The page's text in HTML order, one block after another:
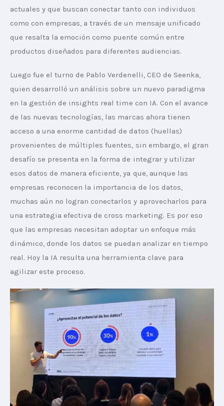
actuales y que buscan conectar tanto con individuos
como con empresas, a través de un mensaje unificado
que resalta la emoción como puente común entre
productos diseñados para diferentes audiencias.
Luego fue el turno de Pablo Verdenelli, CEO de Seenka,
quien desarrolló un análisis sobre un nuevo paradigma
en la gestión de insights real time con IA. Con el avance
de las nuevas tecnologías, las marcas ahora tienen
acceso a una enorme cantidad de datos (huellas)
provenientes de múltiples fuentes, sin embargo, el gran
desafío se presenta en la forma de integrar y utilizar
esos datos de manera eficiente, ya que, aunque las
empresas reconocen la importancia de los datos,
muchas aún no logran conectarlos y aprovecharlos para
una estrategia efectiva de cross marketing. Es por eso
que las empresas necesitan adoptar un enfoque más
dinámico, donde los datos se puedan analizar en tiempo
real. Hoy la IA resulta una herramienta clave para
agilizar este proceso.